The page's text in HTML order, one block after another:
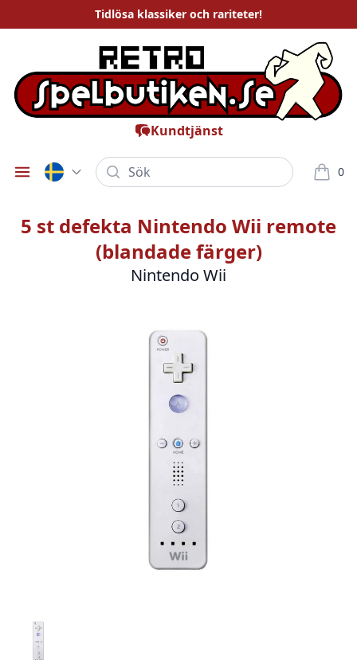
Tidlösa klassiker och rariteter!
Kundtjänst
Öppna meny
Sök 0
varor i
5 st defekta Nintendo Wii remote
(blandade färger)
Nintendo Wii